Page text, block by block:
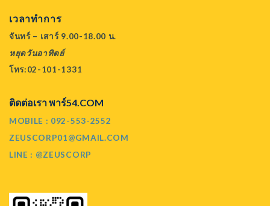
เวลาทำการ
จันทร์ – เสาร์ 9.00-18.00 น.
หยุดวันอาทิตย์
โทร:02-101-1331
ติดต่อเรา พาร์54.COM
MOBILE : 092-553-2552
ZEUSCORP01@GMAIL.COM
LINE : @ZEUSCORP